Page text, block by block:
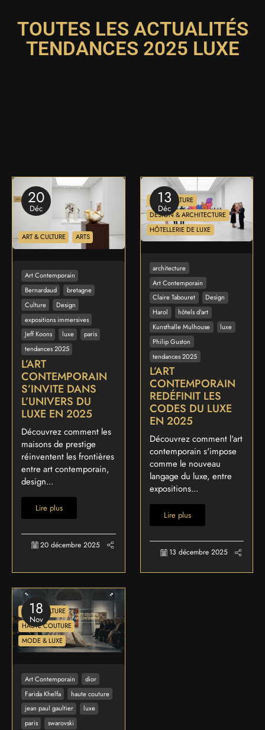
TOUTES LES ACTUALITÉS
TENDANCES 2025 LUXE
20
Déc
ART & CULTURE ARTS
Art Contemporain
Bernardaud
bretagne
Culture
Design
expositions immersives
Jeff Koons
luxe
paris
tendances 2025
L’ART
CONTEMPORAIN
S’INVITE DANS
L’UNIVERS DU
LUXE EN 2025
Découvrez comment les
maisons de prestige
réinventent les frontières
entre art contemporain,
design...
Lire plus
20 décembre 2025
13
Déc
ART & CULTURE
DESIGN & ARCHITECTURE
HÔTELLERIE DE LUXE
architecture
Art Contemporain
Claire Tabouret
Design
Harol
hôtels d'art
Kunsthalle Mulhouse
luxe
Philip Guston
tendances 2025
L’ART
CONTEMPORAIN
REDÉFINIT LES
CODES DU LUXE
EN 2025
Découvrez comment l'art
contemporain s'impose
comme le nouveau
langage du luxe, entre
expositions...
Lire plus
13 décembre 2025
18
Nov
ART & CULTURE
HAUTE COUTURE
MODE & LUXE
Art Contemporain
dior
Farida Khelfa
haute couture
jean paul gaultier
luxe
paris
swarovski